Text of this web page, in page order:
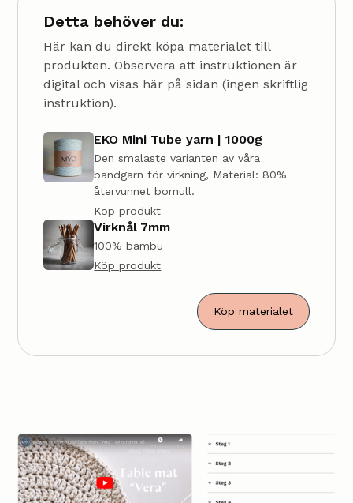
Detta behöver du:
Här kan du direkt köpa materialet till
produkten. Observera att instruktionen är
digital och visas här på sidan (ingen skriftlig
instruktion).
EKO Mini Tube yarn | 1000g
Den smalaste varianten av våra
bandgarn för virkning, Material: 80%
återvunnet bomull.
Köp produkt
Virknål 7mm
100% bambu
Köp produkt
Köp materialet